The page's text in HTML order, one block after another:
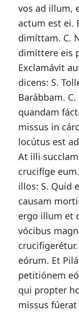
vos ad illum,
actum est ei.
dimíttam. C.
dimíttere eis
Exclamávit
dicens: S.
Barábbam.
quandam
missus in
locútus est
At illi
crucifíge
illos: S. Quid
causam
ergo illum et
vócibus
eórum. Et
petitiónem
qui propter
missus